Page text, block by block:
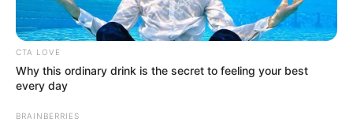
CTA LOVE
Why this ordinary drink is the secret to feeling your best
every day
BRAINBERRIES